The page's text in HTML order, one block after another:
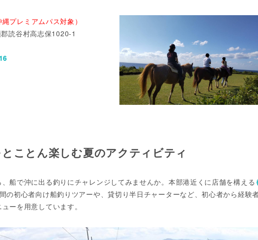
縄プレミアムパス対象）
読谷村高志保1020-1
ことん楽しむ夏のアクティビティ
船で沖に出る釣りにチャレンジしてみませんか。本部港近くに店舗を構える
の初心者向け船釣りツアーや、貸切り半日チャーターなど、初心者から経験
ーを用意しています。